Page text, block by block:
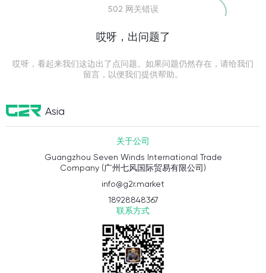
502 网关错误
哎呀，出问题了
哎呀，看起来我们这边出了点问题。如果问题仍然存在，请给我们
留言，以便我们提供帮助。
Asia
关于公司
Guangzhou Seven Winds International Trade
Company (广州七风国际贸易有限公司)
info@g2r.market
18928848367
联系方式